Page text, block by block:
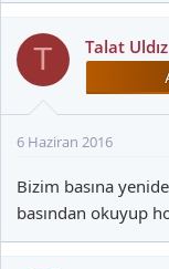
T Talat Uldız
6 Haziran 2016
Bizim basına
basından okuyup